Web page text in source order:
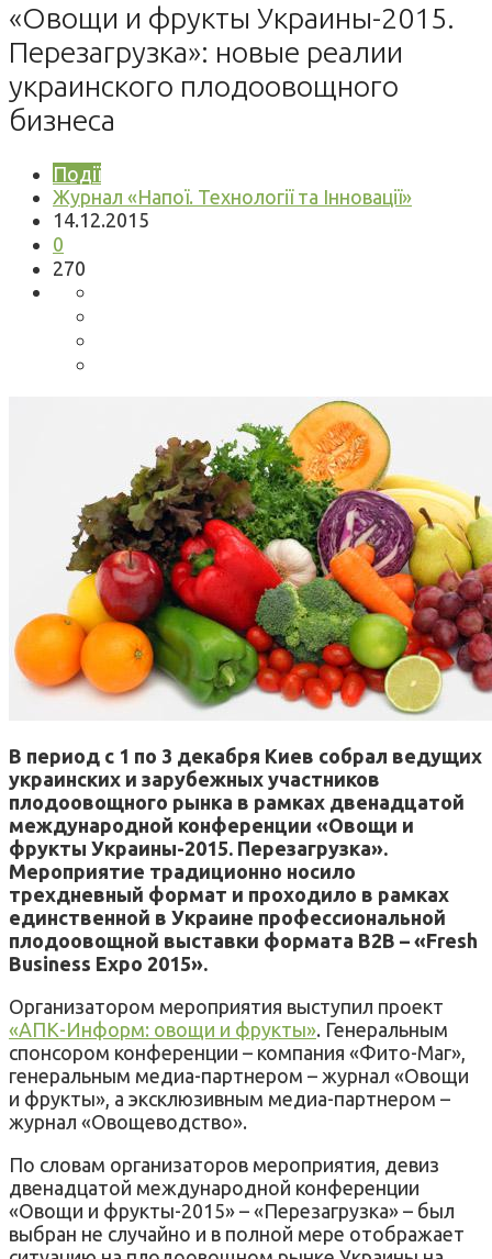
«Овощи и фрукты Украины-2015.
Перезагрузка»: новые реалии
украинского плодоовощного
бизнеса
Події
Журнал «Напої. Технології та Інновації»
14.12.2015
0
270
В период с 1 по 3 декабря Киев собрал ведущих
украинских и зарубежных участников
плодоовощного рынка в рамках двенадцатой
международной конференции «Овощи и
фрукты Украины-2015. Перезагрузка».
Мероприятие традиционно носило
трехдневный формат и проходило в рамках
единственной в Украине профессиональной
плодоовощной выставки формата B2B – «Fresh
Business Expo 2015».
Организатором мероприятия выступил проект
«АПК-Информ: овощи и фрукты». Генеральным
спонсором конференции – компания «Фито-Маг»,
генеральным медиа-партнером – журнал «Овощи
и фрукты», а эксклюзивным медиа-партнером –
журнал «Овощеводство».
По словам организаторов мероприятия, девиз
двенадцатой международной конференции
«Овощи и фрукты-2015» – «Перезагрузка» – был
выбран не случайно и в полной мере отображает